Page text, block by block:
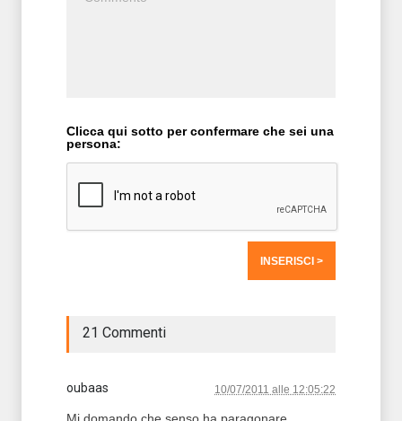
Clicca qui sotto per confermare che sei una
persona:
21 Commenti
oubaas 10/07/2011 alle 12:05:22